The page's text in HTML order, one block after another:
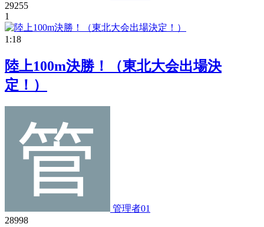
29255
1
1:18
陸上100m決勝！（東北大会出場決
定！）
管理者01
28998